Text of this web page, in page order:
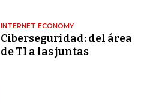
INTERNET ECONOMY
Ciberseguridad: del área
de TI a las juntas